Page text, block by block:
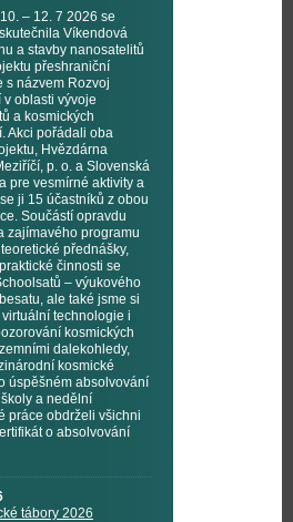
– 12. 7 2026 se
Víkendová
a stavby nanosatelitů
přeshraniční
s názvem Rozvoj
oblasti vývoje
a kosmických
Akci pořádali oba
Hvězdárna
p. o. a Slovenská
pre vesmírné aktivity a
ji 15 účastníků z obou
Součástí opravdu
zajímavého programu
přednášky,
činnosti se
– výukového
ale také jsme si
technologie i
kosmických
dalekohledy,
kosmické
úspěšném absolvování
a nedělní
práce obdrželi všichni
o absolvování
tábory 2026